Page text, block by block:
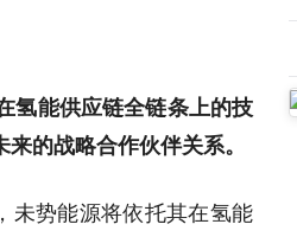
氢能供应链全链条上的技
的战略合作伙伴关系。
未势能源将依托其在氢能